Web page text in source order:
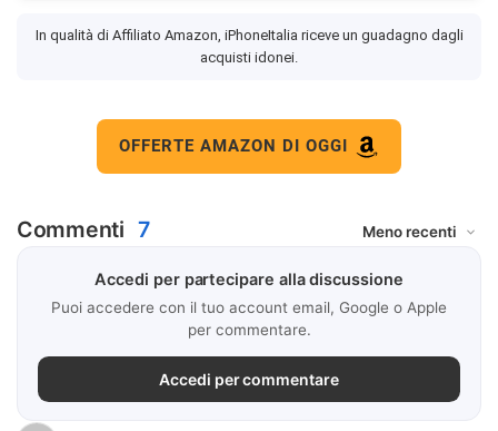
In qualità di Affiliato Amazon, iPhoneItalia riceve un guadagno dagli
acquisti idonei.
OFFERTE AMAZON DI OGGI
Commenti 7
Accedi per partecipare alla discussione
Puoi accedere con il tuo account email, Google o Apple
per commentare.
Accedi per commentare